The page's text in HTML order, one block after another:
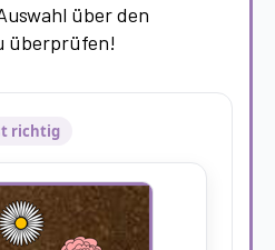
über den
überprüfen!
richtig